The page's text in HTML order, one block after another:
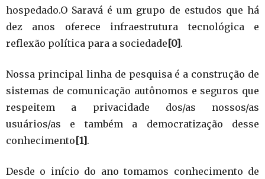
hospedado.O Saravá é um grupo de estudos que há
dez anos oferece infraestrutura tecnológica e
reflexão política para a sociedade [0] .
Nossa principal linha de pesquisa é a construção de
sistemas de comunicação autônomos e seguros que
respeitem a privacidade dos/as nossos/as
usuários/as e também a democratização desse
conhecimento [1] .
Desde o início do ano tomamos conhecimento de